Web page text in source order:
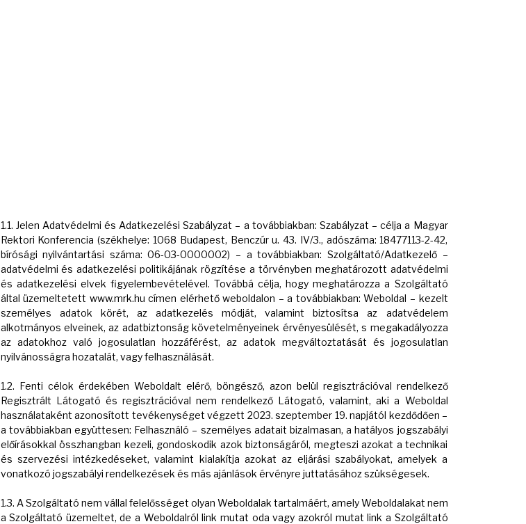
1.1. Jelen Adatvédelmi és Adatkezelési Szabályzat – a továbbiakban: Szabályzat – célja a Magyar
Rektori Konferencia (székhelye: 1068 Budapest, Benczúr u. 43. IV/3., adószáma: 18477113-2-42,
bírósági nyilvántartási száma: 06-03-0000002) – a továbbiakban: Szolgáltató/Adatkezelő –
adatvédelmi és adatkezelési politikájának rögzítése a törvényben meghatározott adatvédelmi
és adatkezelési elvek figyelembevételével. Továbbá célja, hogy meghatározza a Szolgáltató
által üzemeltetett www.mrk.hu címen elérhető weboldalon – a továbbiakban: Weboldal – kezelt
személyes adatok körét, az adatkezelés módját, valamint biztosítsa az adatvédelem
alkotmányos elveinek, az adatbiztonság követelményeinek érvényesülését, s megakadályozza
az adatokhoz való jogosulatlan hozzáférést, az adatok megváltoztatását és jogosulatlan
nyilvánosságra hozatalát, vagy felhasználását.
1.2. Fenti célok érdekében Weboldalt elérő, böngésző, azon belül regisztrációval rendelkező
Regisztrált Látogató és regisztrációval nem rendelkező Látogató, valamint, aki a Weboldal
használataként azonosított tevékenységet végzett 2023. szeptember 19. napjától kezdődően –
a továbbiakban együttesen: Felhasználó – személyes adatait bizalmasan, a hatályos jogszabályi
előírásokkal összhangban kezeli, gondoskodik azok biztonságáról, megteszi azokat a technikai
és szervezési intézkedéseket, valamint kialakítja azokat az eljárási szabályokat, amelyek a
vonatkozó jogszabályi rendelkezések és más ajánlások érvényre juttatásához szükségesek.
1.3. A Szolgáltató nem vállal felelősséget olyan Weboldalak tartalmáért, amely Weboldalakat nem
a Szolgáltató üzemeltet, de a Weboldalról link mutat oda vagy azokról mutat link a Szolgáltató